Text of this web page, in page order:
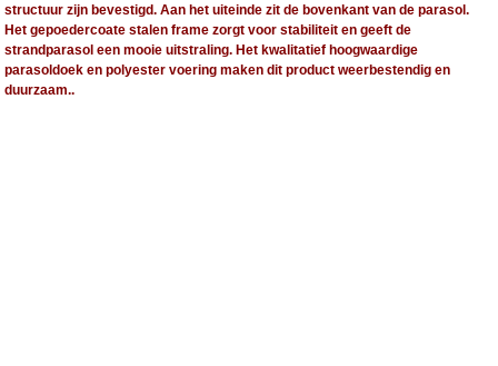
structuur zijn bevestigd. Aan het uiteinde zit de bovenkant van de parasol.
Het gepoedercoate stalen frame zorgt voor stabiliteit en geeft de
strandparasol een mooie uitstraling. Het kwalitatief hoogwaardige
parasoldoek en polyester voering maken dit product weerbestendig en
duurzaam..